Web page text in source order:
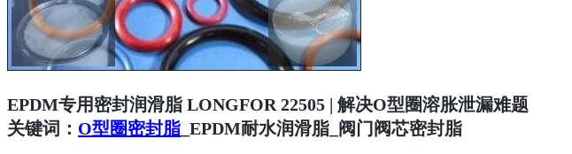
EPDM专用密封润滑脂 LONGFOR 22505 | 解决O型圈溶胀泄漏难题
关键词： O型圈密封脂 _EPDM耐水润滑脂_阀门阀芯密封脂